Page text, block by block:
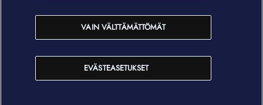
In English
EVÄSTEASETUKSET
VAIN VÄLTTÄMÄTTÖMÄT